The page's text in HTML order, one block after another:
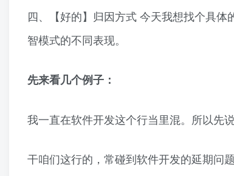
四、【好的】归因方式 今天我想找个具
智模式的不同表现。
先来看几个例子：
我一直在软件开发这个行当里混。所以先
干咱们这行的，常碰到软件开发的延期问题